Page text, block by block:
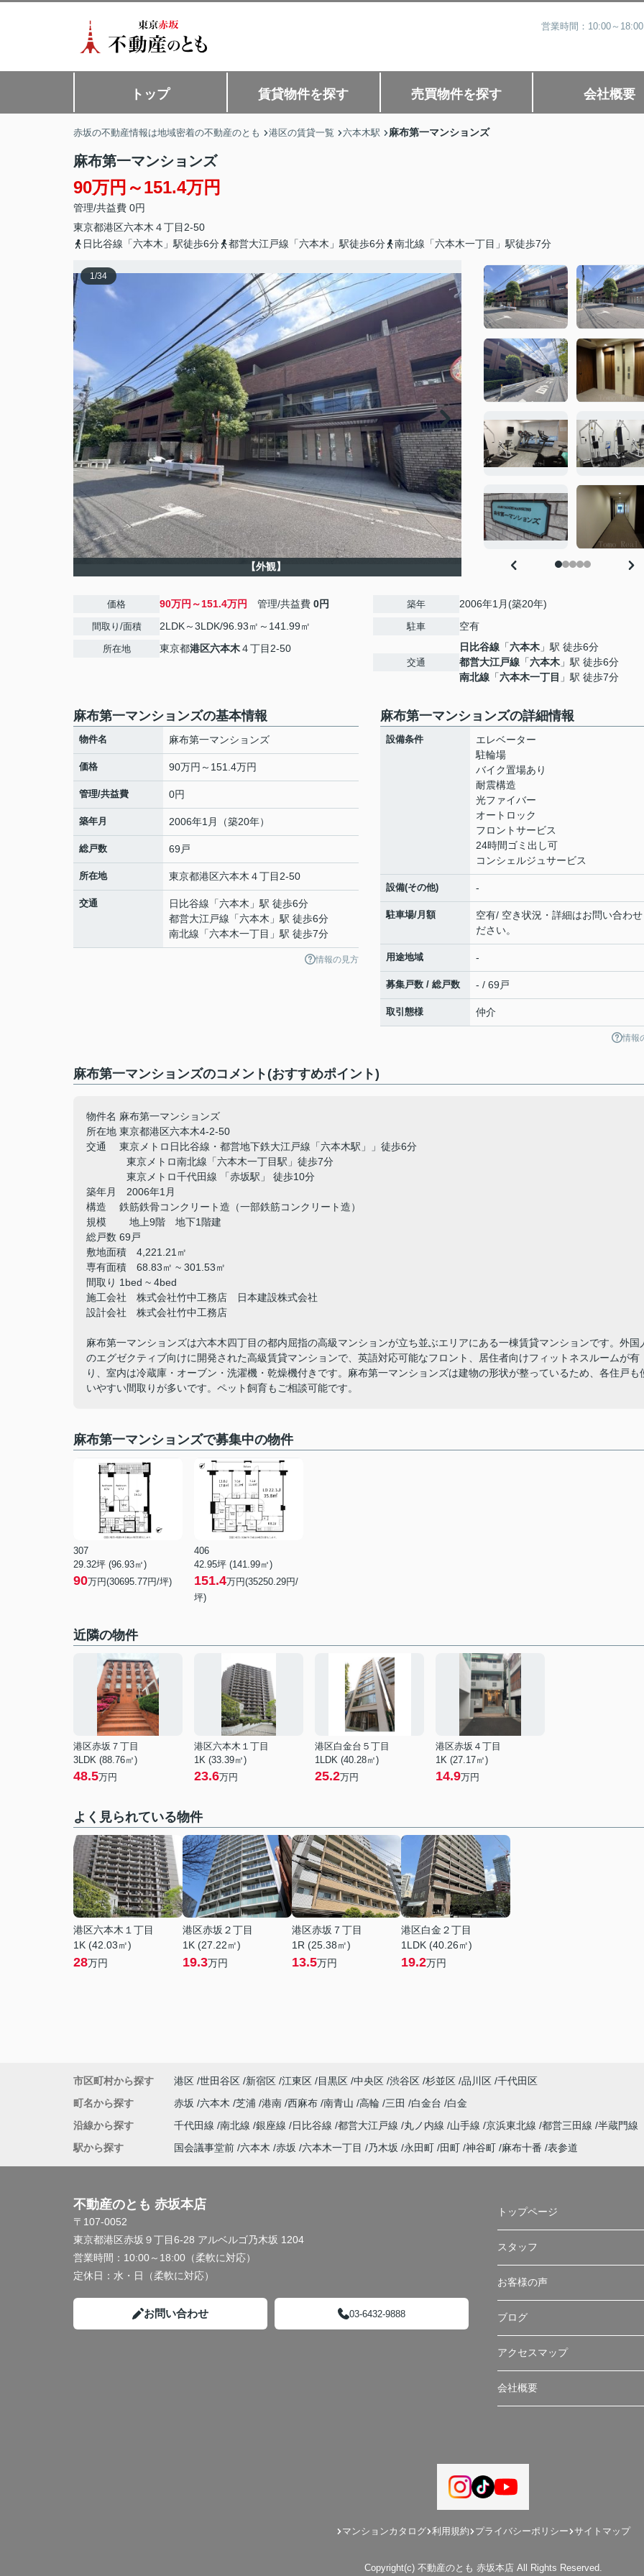
営業時間：10:00～
トップ 賃貸物件を探す 売買物件を探す 会社概要
赤坂の不動産情報は地域密着の不動産のとも 港区の賃貸一覧 六本木駅 麻布第一マンションズ
麻布第一マンションズ
90万円～151.4万円
管理/共益費 0円
東京都港区六本木 ４丁目2-50
日比谷線「六本木」駅徒歩6分
都営大江戸線「六本木」駅徒歩6分 南北線「六本木一丁目」駅徒歩7分
1/34
【外観】
価格 90万円～151.4万円 管理/共益費 0円
間取り/面積 2LDK～3LDK/96.93㎡～141.99㎡
所在地 東京都港区六本木４丁目2-50
築年 2006年1月(築20年)
駐車 空有
交通
日比谷線 「六本木 」駅 徒歩6分
都営大江戸線 「六本木 」駅 徒歩6分
南北線 「六本木一丁目 」駅 徒歩7分
麻布第一マンションズの基本情報
物件名 麻布第一マンションズ
価格 90万円～151.4万円
管理/共益費 0円
築年月 2006年1月（築20年）
総戸数 69戸
所在地 東京都港区六本木 ４丁目2-50
交通 日比谷線 「六本木 」駅 徒歩6分
都営大江戸線 「六本木 」駅 徒歩6分
南北線 「六本木一丁目 」駅 徒歩7分
情報の見方
麻布第一マンションズの詳細情報
設備条件
エレベーター
駐輪場
バイク置場あり
耐震構造
光ファイバー
オートロック
フロントサービス
24時間ゴミ出し可
コンシェルジュサービス
設備(その他) -
駐車場/月額
空有/ 空き状況・詳細はお問い合わ
ださい。
用途地域 -
募集戸数 / 総戸数 - / 69戸
取引態様 仲介
情報
麻布第一マンションズのコメント(おすすめポイント)
物件名 麻布第一マンションズ
所在地 東京都港区六本木4-2-50
交通 東京メトロ日比谷線・都営地下鉄大江戸線「六本木駅」」徒歩6分
東京メトロ南北線「六本木一丁目駅」徒歩7分
東京メトロ千代田線 「赤坂駅」 徒歩10分
築年月 2006年1月
構造 鉄筋鉄骨コンクリート造（一部鉄筋コンクリート造）
規模 地上9階 地下1階建
総戸数 69戸
敷地面積 4,221.21㎡
専有面積 68.83㎡ ~ 301.53㎡
間取り 1bed ~ 4bed
施工会社 株式会社竹中工務店 日本建設株式会社
設計会社 株式会社竹中工務店
麻布第一マンションズは六本木四丁目の都内屈指の高級マンションが立ち並ぶエリアにある一棟賃貸マンションです。外国
のエグゼクティブ向けに開発された高級賃貸マンションで、英語対応可能なフロント、居住者向けフィットネスルームが有
り、室内は冷蔵庫・オーブン・洗濯機・乾燥機付きです。麻布第一マンションズは建物の形状が整っているため、各住戸も
いやすい間取りが多いです。ペット飼育もご相談可能です。
麻布第一マンションズで募集中の物件
307
29.32坪 (96.93㎡)
90万円(30695.77円/坪)
406
42.95坪 (141.99㎡)
151.4万円(35250.29円/
坪)
近隣の物件
港区赤坂７丁目
3LDK (88.76㎡)
48.5万円
港区六本木１丁目
1K (33.39㎡)
23.6万円
港区白金台５丁目
1LDK (40.28㎡)
25.2万円
港区赤坂４丁目
1K (27.17㎡)
14.9万円
よく見られている物件
港区六本木１丁目
1K (42.03㎡)
28万円
港区赤坂２丁目
1K (27.22㎡)
19.3万円
港区赤坂７丁目
1R (25.38㎡)
13.5万円
港区白金２丁目
1LDK (40.26㎡)
19.2万円
市区町村から探す 港区 世田谷区 新宿区 江東区 目黒区 中央区 渋谷区 杉並区 品川区 千代田区
町名から探す
赤坂 六本木 芝浦 港南 西麻布 南青山 高輪 三田 白金台
白金
沿線から探す
千代田線 南北線 銀座線 日比谷線 都営大江戸線 丸ノ内線 山手線 京浜東北線 都営三田線 半蔵門線
駅から探す
国会議事堂前 六本木 赤坂 六本木一丁目 乃木坂 永田町 田町 神谷町 麻布十番 表参道
不動産のとも 赤坂本店
〒107-0052
東京都港区赤坂９丁目6-28 アルベルゴ乃木坂 1204
営業時間： 10:00～18:00（柔軟に対応）
定休日： 水・日（柔軟に対応）
お問い合わせ 03-6432-9888
トップページ
スタッフ
お客様の声
ブログ
アクセスマップ
会社概要
マンションカタログ 利用規約 プライバシーポリシー サイトマップ
Copyright(c) 不動産のとも 赤坂本店 All Rights Reserved.